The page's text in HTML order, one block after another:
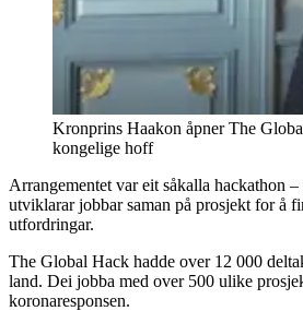
Kronprins Haakon åpner The
kongelige hoff
Arrangementet var eit såkalla hackathon
utviklarar jobbar saman på prosjekt for å
utfordringar.
The Global Hack hadde over 12 000
land. Dei jobba med over 500 ulike
koronaresponsen.